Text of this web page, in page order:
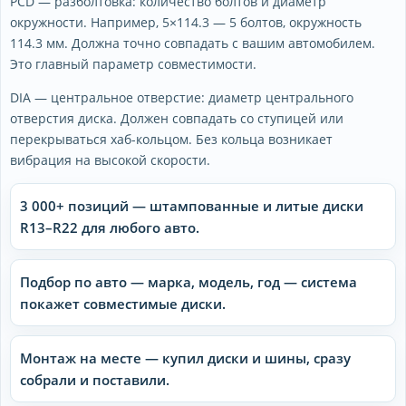
окружности. Например, 5×114.3 — 5 болтов, окружность
114.3 мм. Должна точно совпадать с вашим автомобилем.
Это главный параметр совместимости.
DIA — центральное отверстие: диаметр центрального
отверстия диска. Должен совпадать со ступицей или
перекрываться хаб-кольцом. Без кольца возникает
вибрация на высокой скорости.
3 000+ позиций — штампованные и литые диски
R13–R22 для любого авто.
Подбор по авто — марка, модель, год — система
покажет совместимые диски.
Монтаж на месте — купил диски и шины, сразу
собрали и поставили.